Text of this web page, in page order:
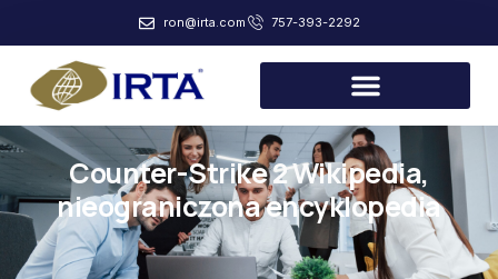
ron@irta.com 757-393-2292
Counter-Strike 2 Wikipedia,
nieograniczona encyklopedia